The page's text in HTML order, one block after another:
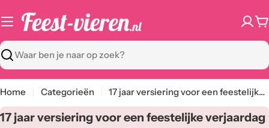
naar
content
Zoeken
Home Categorieën 17 jaar versiering voor een feestelijke verjaardag met sfeer en een frisse look
C
17 jaar versiering voor een feestelijke verjaardag